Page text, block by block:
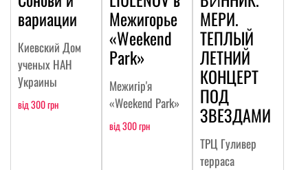
вариации
Киевский Дом
ученых НАН
Украины
від 300 грн
Межигорье
«Weekend
Park»
Межигір'я
«Weekend Park»
від 300 грн
МЕРИ.
ТЕПЛЫЙ
ЛЕТНИЙ
КОНЦЕРТ
ПОД
ЗВЕЗДАМИ
ТРЦ Гуливер
терраса